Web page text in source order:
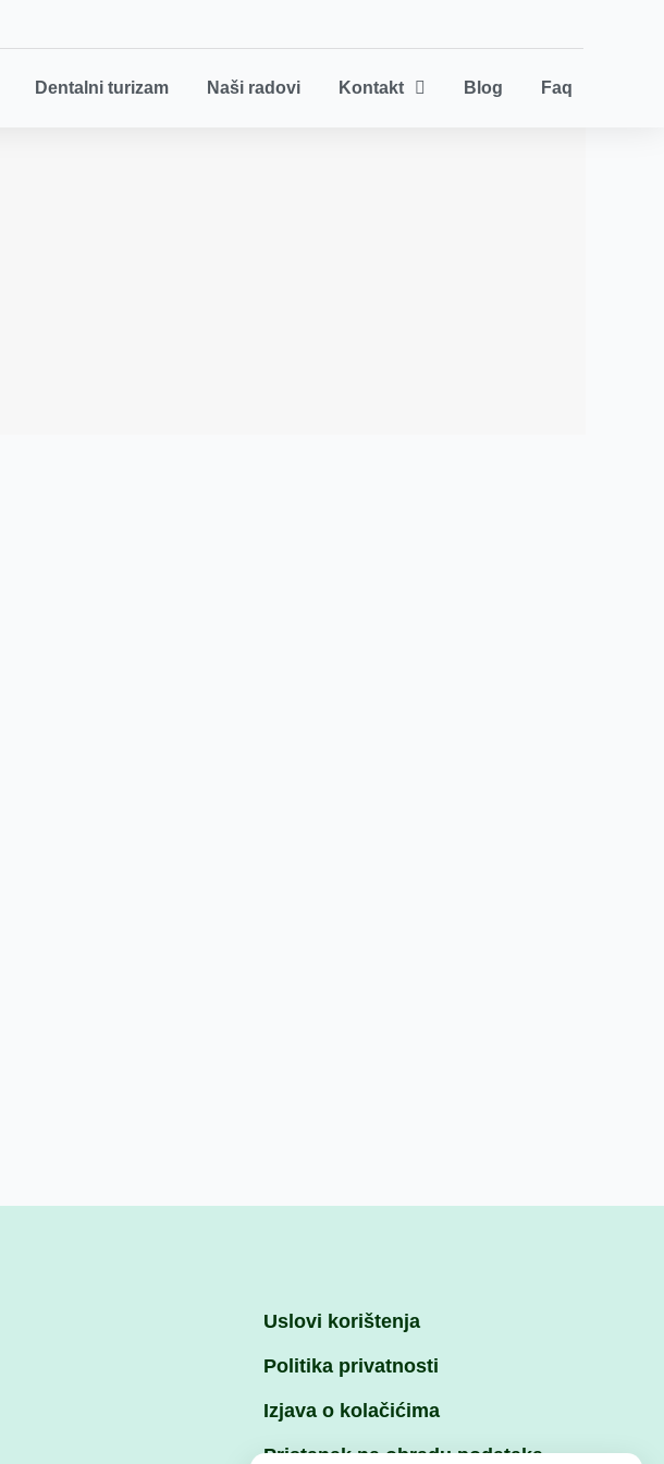
Dentalni turizam Naši radovi Kontakt Blog Faq
Uslovi korištenja
Politika privatnosti
Izjava o kolačićima
Pristanak na obradu podataka